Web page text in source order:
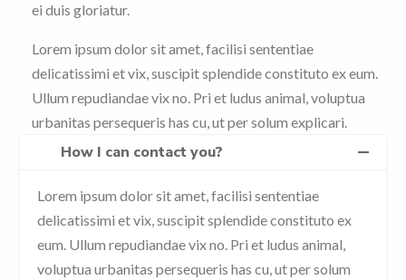
ei duis gloriatur.
Lorem ipsum dolor sit amet, facilisi sententiae
delicatissimi et vix, suscipit splendide constituto ex eum.
Ullum repudiandae vix no. Pri et ludus animal, voluptua
urbanitas persequeris has cu, ut per solum explicari.
How I can contact you?
Lorem ipsum dolor sit amet, facilisi sententiae
delicatissimi et vix, suscipit splendide constituto ex
eum. Ullum repudiandae vix no. Pri et ludus animal,
voluptua urbanitas persequeris has cu, ut per solum